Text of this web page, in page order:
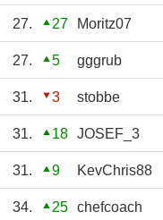
27. 27 Moritz07
27. 5 gggrub
31. 3 stobbe
31. 18 JOSEF_3
31. 9 KevChris88
34. 25 chefcoach